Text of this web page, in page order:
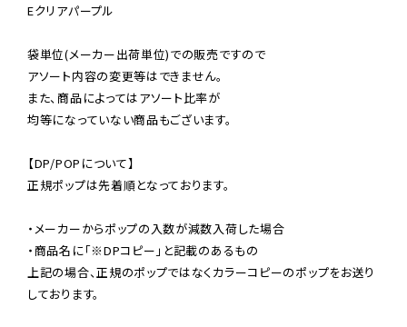
Eクリアパープル
袋単位(メーカー出荷単位)での販売ですので
アソート内容の変更等はできません。
また、商品によってはアソート比率が
均等になっていない商品もございます。
【DP/POPについて】
正規ポップは先着順となっております。
・メーカーからポップの入数が減数入荷した場合
・商品名に「※DPコピー」と記載のあるもの
上記の場合、正規のポップではなくカラーコピーのポップをお送り
しております。